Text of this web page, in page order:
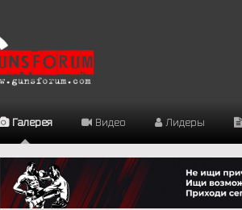
Галерея Видео Лидеры